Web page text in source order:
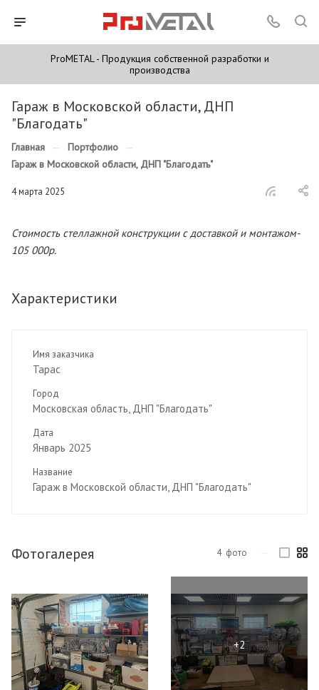
ProMETAL - Продукция собственной разработки и
производства
Гараж в Московской области, ДНП
"Благодать"
Главная — Портфолио —
Гараж в Московской области, ДНП "Благодать"
4 марта 2025
Стоимость стеллажной конструкции с доставкой и монтажом-
105 000р.
Характеристики
Имя заказчика
Тарас
Город
Московская область, ДНП "Благодать"
Дата
Январь 2025
Название
Гараж в Московской области, ДНП "Благодать"
Фотогалерея 4 фото